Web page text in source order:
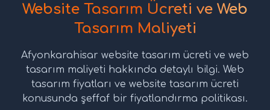
Website Tasarım Ücreti ve Web
Tasarım Maliyeti
Afyonkarahisar website tasarım ücreti ve web
tasarım maliyeti hakkında detaylı bilgi. Web
tasarım fiyatları ve website tasarım ücreti
konusunda şeffaf bir fiyatlandırma politikası.